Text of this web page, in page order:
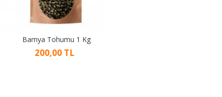
Bamya Tohumu 1 Kg
200,00 TL